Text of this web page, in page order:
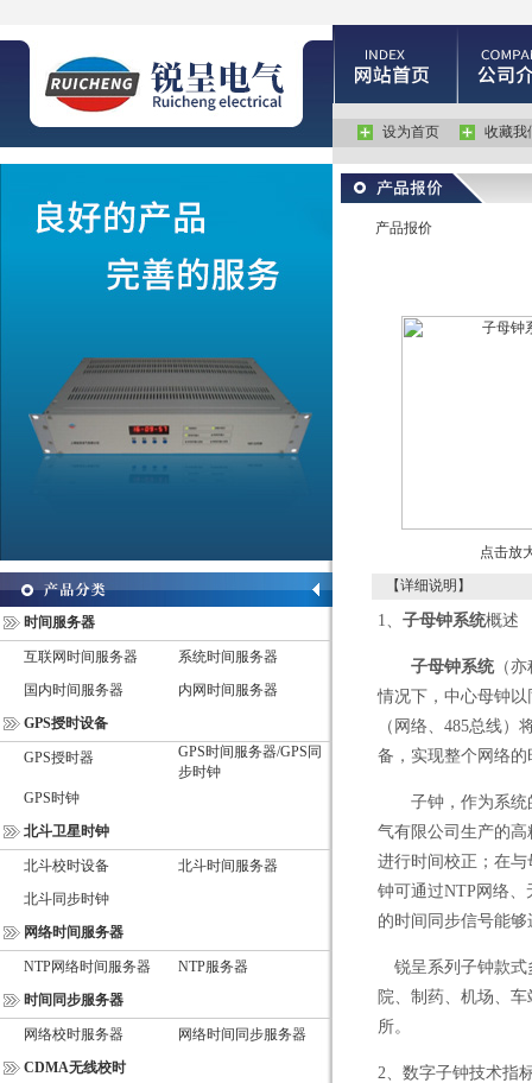
设为首页 收藏我
时间服务器
互联网时间服务器
系统时间服务器
国内时间服务器
内网时间服务器
GPS授时设备
GPS授时器
GPS时间服务器/GPS同
步时钟
GPS时钟
北斗卫星时钟
北斗校时设备
北斗时间服务器
北斗同步时钟
网络时间服务器
NTP网络时间服务器
NTP服务器
时间同步服务器
网络校时服务器
网络时间同步服务器
CDMA无线校时
产品报价
点击放
【详细说明】
1、 子母钟系统概述
子母钟系统（亦
情况下，中心母钟以
（网络、 485总线）
备，实现整个网络的
子钟，作为系
气有限公司生产的
进行时间校正；在
钟可通过NTP网络、
的时间同步信号能
锐呈系列子钟款
院、制药、机场、
所。
2、数字子钟技术指